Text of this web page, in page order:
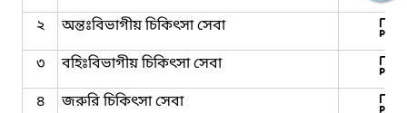
২
অন্তঃবিভাগীয় চিকিৎসা সেবা
৩
বহিঃবিভাগীয় চিকিৎসা সেবা
৪
জরুরি চিকিৎসা সেবা